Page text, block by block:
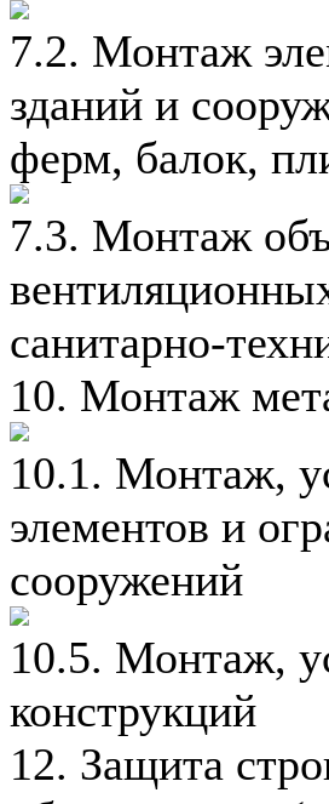
7.2. Монтаж
зданий и
ферм, балок,
7.3. Монтаж
санитарно-
10. Монтаж
10.1. Монтаж,
элементов и
сооружений
10.5. Монтаж,
конструкций
12. Защита